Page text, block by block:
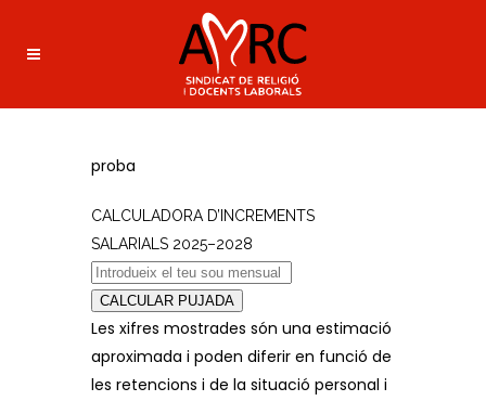
proba
CALCULADORA D’INCREMENTS
SALARIALS 2025–2028
CALCULAR PUJADA
Les xifres mostrades són una estimació
aproximada i poden diferir en funció de
les retencions i de la situació personal i